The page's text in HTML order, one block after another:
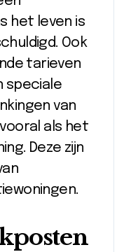
het leven is
Ook
tarieven
speciale
van
als het
Deze zijn